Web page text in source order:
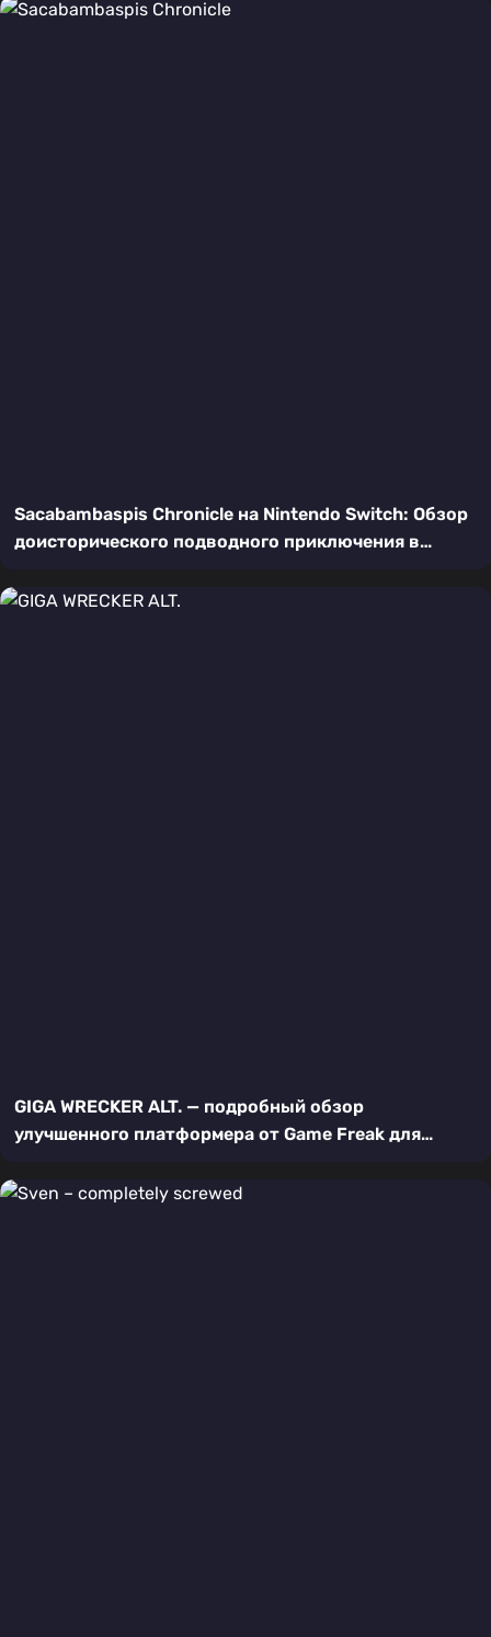
Sacabambaspis Chronicle на Nintendo Switch: Обзор
доисторического подводного приключения в
GIGA WRECKER ALT. — подробный обзор
улучшенного платформера от Game Freak для